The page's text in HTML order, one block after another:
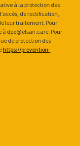
à la protection des
de rectification,
leur traitement. Pour
dpo@elsan.care. Pour
de protection des
https://prevention-